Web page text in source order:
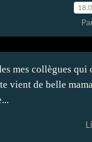
mes collègues
vient de belle